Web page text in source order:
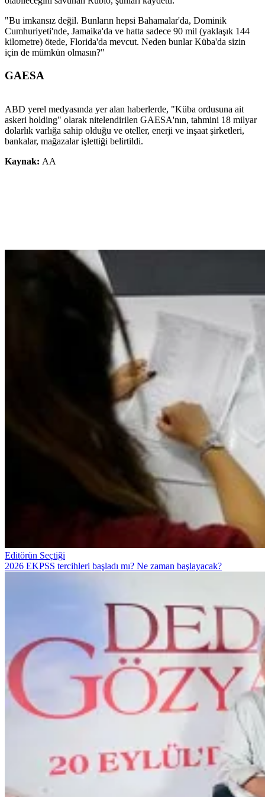
"Bu imkansız değil. Bunların hepsi Bahamalar'da, Dominik
Cumhuriyeti'nde, Jamaika'da ve hatta sadece 90 mil (yaklaşık 144
kilometre) ötede, Florida'da mevcut. Neden bunlar Küba'da sizin
için de mümkün olmasın?"
GAESA
ABD yerel medyasında yer alan haberlerde, "Küba ordusuna ait
askeri holding" olarak nitelendirilen GAESA'nın, tahmini 18 milyar
dolarlık varlığa sahip olduğu ve oteller, enerji ve inşaat şirketleri,
bankalar, mağazalar işlettiği belirtildi.
Kaynak: AA
Editörün Seçtiği
2026 EKPSS tercihleri başladı mı? Ne zaman başlayacak?